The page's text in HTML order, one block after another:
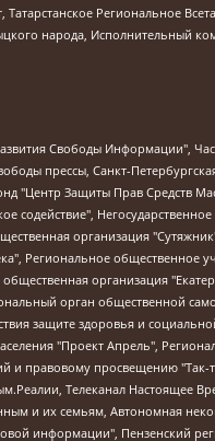
Региональное
народа, Исполнительный
Осетинская Елизавета Николаевна, Понасенков Евгений Николаевич, Ганапольский Матвей Юрьевич, Киселев Евгений Алексеевич, Борухович Ирина Григорьевна, Дремин Иван Тимофеевич, Дубровский Дмитрий Викторович, Красноярская региональная общественная организация поддержки и развития альтернативных образовательных технологий и межкультурных коммуникаций "ИНТЕРРА", Маяковская Екатерина Алексеевна, Фейгин Марк Захарович, Филимонов Андрей Викторович, Дзугкоева Регина Николаевна, Доброхотов Роман Александрович, Дудь Юрий Александрович, Елкин Сергей Владимирович, Кругликов Кирилл Игоревич, Сабунаева Мария Леонидовна, Семенов Алексей Владимирович, Шаинян Карен Багратович, Шульман Екатерина Михайловна, Асафьев Артур Валерьевич, Вахштайн Виктор Семенович, Венедиктов Алексей Алексеевич, Лушникова Екатерина Евгеньевна, Волков Леонид Михайлович, Невзоров Александр Глебович, Пархоменко Сергей Борисович, Сироткин Ярослав Николаевич, Кара-Мурза Владимир Владимирович, Баранова Наталья Владимировна, Гозман Леонид Яковлевич, Кагарлицкий Борис Юльевич, Климарев Михаил Валерьевич, Милов Владимир Станиславович, Автономная некоммерческая организация Краснодарский центр современного искусства "Типография", Моргенштерн Алишер Тагирович, Соболь Любовь Эдуардовна, Общество с ограниченной ответственностью "ЛИЗА НОРМ", Каспаров Гарри Кимович, Ходорковский Михаил Борисович, Общество с ограниченной ответственностью "Апрельские тезисы", Данилович Ирина